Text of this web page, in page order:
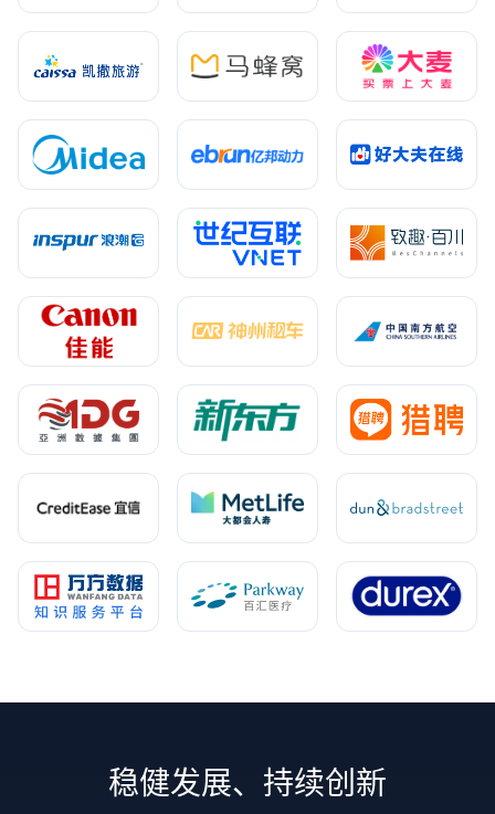
稳健发展、持续创新